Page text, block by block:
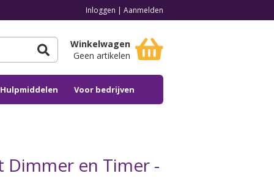
Inloggen | Aanmelden
Winkelwagen
Geen artikelen
Voor bedrijven
Dimmer en Timer -